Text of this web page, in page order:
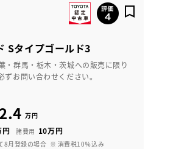
Sタイプゴールド3
・群馬・栃木・茨城への販売に限り
ずお問い合わせください。
万円
諸費用 10万円
8月登録の場合 ※ 消費税10％込み